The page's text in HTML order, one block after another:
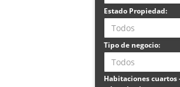
Estado Propiedad:
Todos
Tipo de negocio:
Todos
Habitaciones cuartos